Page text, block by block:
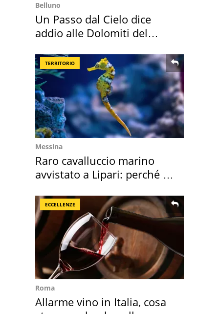
Belluno
Un Passo dal Cielo dice
addio alle Dolomiti del
TERRITORIO
Messina
Raro cavalluccio marino
avvistato a Lipari: perché è
ECCELLENZE
Roma
Allarme vino in Italia, cosa